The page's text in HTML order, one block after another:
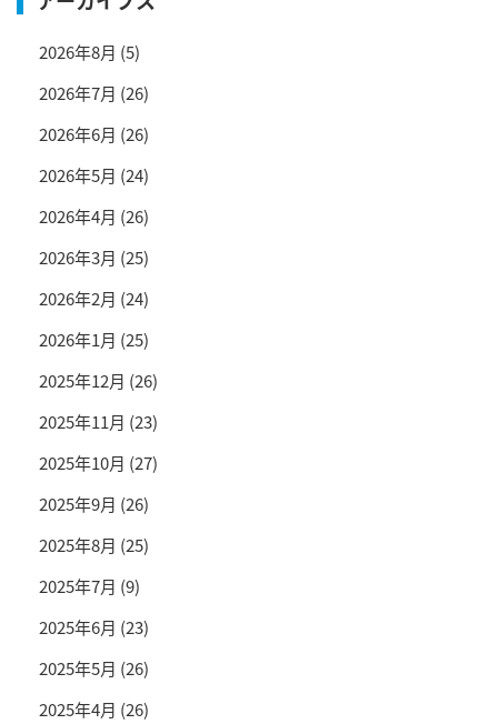
2026年8月 (5)
2026年7月 (26)
2026年6月 (26)
2026年5月 (24)
2026年4月 (26)
2026年3月 (25)
2026年2月 (24)
2026年1月 (25)
2025年12月 (26)
2025年11月 (23)
2025年10月 (27)
2025年9月 (26)
2025年8月 (25)
2025年7月 (9)
2025年6月 (23)
2025年5月 (26)
2025年4月 (26)